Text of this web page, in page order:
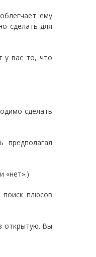
ему
сделать для
у вас то, что
сделать
«нет».)
поиск плюсов
открытую. Вы